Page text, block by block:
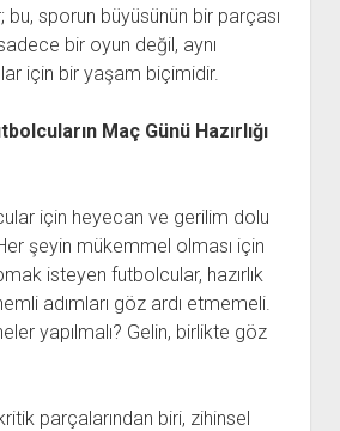
bu, sporun büyüsünün bir parçası
bir oyun değil, aynı
için bir yaşam biçimidir.
Maç Günü Hazırlığı
için heyecan ve gerilim dolu
şeyin mükemmel olması için
isteyen futbolcular, hazırlık
adımları göz ardı etmemeli.
yapılmalı? Gelin, birlikte göz
parçalarından biri, zihinsel